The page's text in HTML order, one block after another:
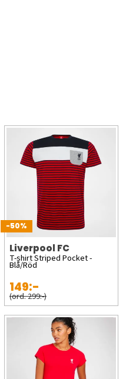
-50%
Liverpool FC
T-shirt Striped Pocket -
Blå/Röd
149:-
(ord. 299:-)